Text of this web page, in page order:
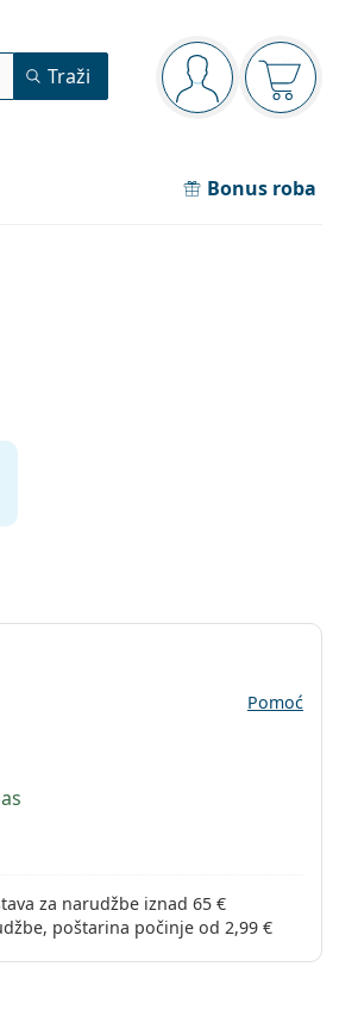
Navigacijska ploča
ste prijavljeni
Traži
Bonus roba
Pomoć
za narudžbe iznad 65 €
poštarina počinje od 2,99 €